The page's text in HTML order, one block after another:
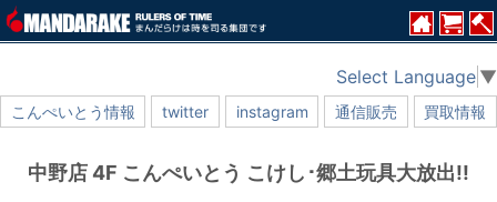
こんぺいとう情報 twitter instagram 通信販売 買取情報
Select Language ▼
中野店 4F こんぺいとう こけし･郷土玩具大放出!!